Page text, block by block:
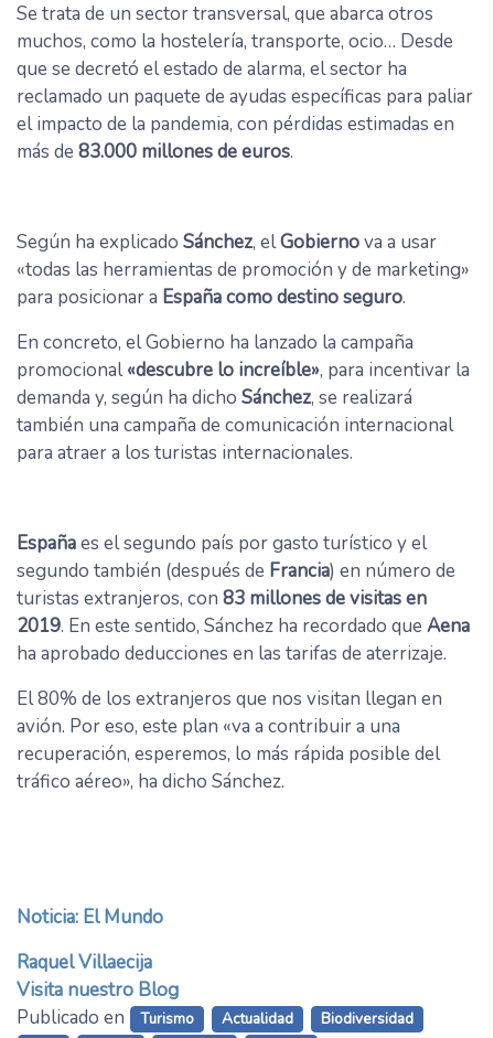
Se trata de un sector transversal, que abarca otros
muchos, como la hostelería, transporte, ocio… Desde
que se decretó el estado de alarma, el sector ha
reclamado un paquete de ayudas específicas para paliar
el impacto de la pandemia, con pérdidas estimadas en
más de 83.000 millones de euros.
Según ha explicado Sánchez, elGobiernova a usar
«todas las herramientas de promoción y de marketing»
para posicionar a España como destino seguro.
En concreto, el Gobierno ha lanzado la campaña
promocional«descubre lo increíble», para incentivar la
demanda y, según ha dicho Sánchez, se realizará
también una campaña de comunicación internacional
para atraer a los turistas internacionales.
Españaes el segundo país por gasto turístico y el
segundo también (después de Francia) en número de
turistas extranjeros, con 83 millones de visitas en
2019. En este sentido, Sánchez ha recordado que Aena
ha aprobado deducciones en las tarifas de aterrizaje.
El 80% de los extranjeros que nos visitan llegan en
avión. Por eso, este plan «va a contribuir a una
recuperación, esperemos, lo más rápida posible del
tráfico aéreo», ha dicho Sánchez.
Noticia: El Mundo
Raquel Villaecija
Visita nuestro Blog
Publicado en
Turismo Actualidad
Biodiversidad